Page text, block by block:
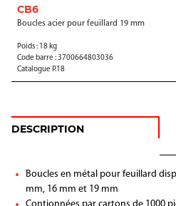
CB6
Boucles acier pour feuillard 19 mm
Poids : 18 kg
Code barre : 3700664803036
Catalogue P.18
DESCRIPTION
Boucles en métal pour feuillard
mm, 16 mm et 19 mm